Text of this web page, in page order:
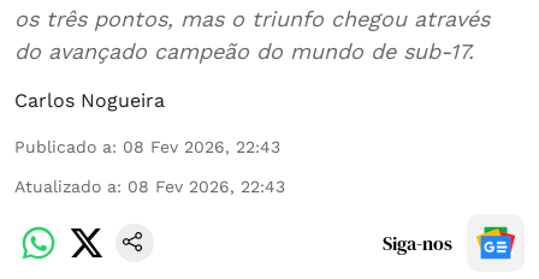
os três pontos, mas o triunfo chegou através
do avançado campeão do mundo de sub-17.
Carlos Nogueira
Publicado a: 08 Fev 2026, 22:43
Atualizado a: 08 Fev 2026, 22:43
Siga-nos